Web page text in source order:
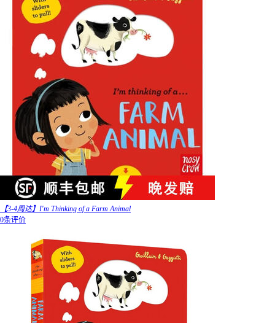
【3-4周达】I'm Thinking of a Farm Animal
0条评价